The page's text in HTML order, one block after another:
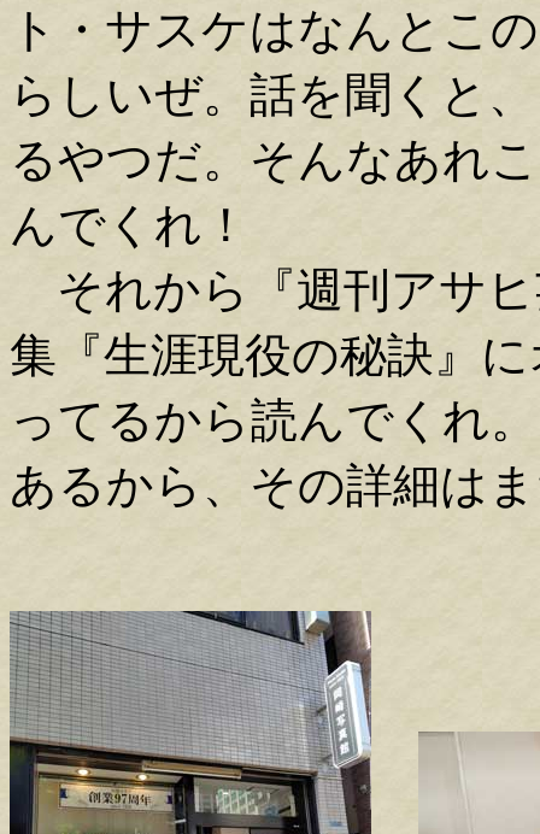
ト・サスケはなんとこ
らしいぜ。話を聞くと
るやつだ。そんなあれ
んでくれ！
それから『週刊アサヒ
集『生涯現役の秘訣』
ってるから読んでくれ
あるから、その詳細は